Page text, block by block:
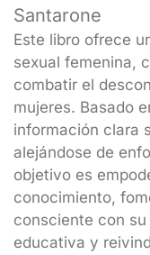
Santarone
Este libro ofrece
sexual femenina,
combatir el
mujeres. Basado
información clara
alejándose de
objetivo es
conocimiento,
consciente con su
educativa y